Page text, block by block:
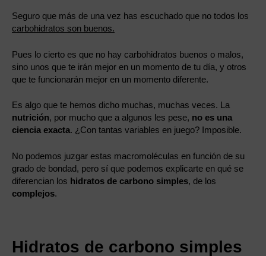
Seguro que más de una vez has escuchado que no todos los
carbohidratos son buenos.
Pues lo cierto es que no hay carbohidratos buenos o malos,
sino unos que te irán mejor en un momento de tu día, y otros
que te funcionarán mejor en un momento diferente.
Es algo que te hemos dicho muchas, muchas veces. La
nutrición, por mucho que a algunos les pese, no es una
ciencia exacta. ¿Con tantas variables en juego? Imposible.
No podemos juzgar estas macromoléculas en función de su
grado de bondad, pero sí que podemos explicarte en qué se
diferencian los hidratos de carbono simples, de los
complejos.
Hidratos de carbono simples